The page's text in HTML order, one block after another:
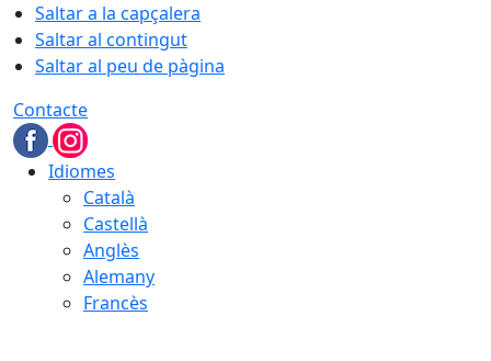
Saltar a la capçalera
Saltar al contingut
Saltar al peu de pàgina
Contacte
Idiomes
Català
Castellà
Anglès
Alemany
Francès